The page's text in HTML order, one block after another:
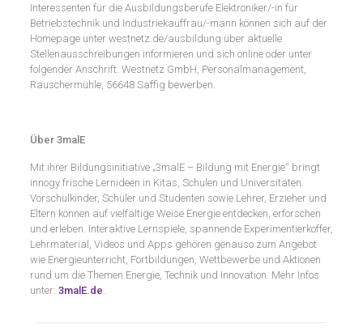
Interessenten für die Ausbildungsberufe Elektroniker/-in für
Betriebstechnik und Industriekauffrau/-mann können sich auf der
Homepage unter westnetz.de/ausbildung über aktuelle
Stellenausschreibungen informieren und sich online oder unter
folgender Anschrift: Westnetz GmbH, Personalmanagement,
Rauschermühle, 56648 Saffig bewerben.
Über 3malE
Mit ihrer Bildungsinitiative „3malE – Bildung mit Energie“ bringt
innogy frische Lernideen in Kitas, Schulen und Universitäten.
Vorschulkinder, Schüler und Studenten sowie Lehrer, Erzieher und
Eltern können auf vielfältige Weise Energie entdecken, erforschen
und erleben. Interaktive Lernspiele, spannende Experimentierkoffer,
Lehrmaterial, Videos und Apps gehören genauso zum Angebot
wie Energieunterricht, Fortbildungen, Wettbewerbe und Aktionen
rund um die Themen Energie, Technik und Innovation. Mehr Infos
unter: 3malE.de